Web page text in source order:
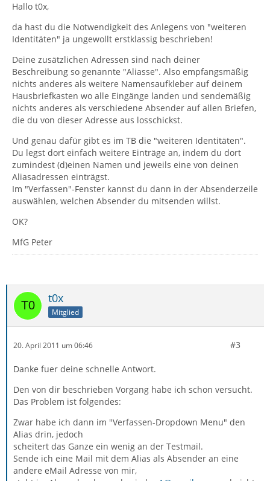
Hallo t0x,
da hast du die Notwendigkeit des Anlegens von "weiteren
Identitäten" ja ungewollt erstklassig beschrieben!
Deine zusätzlichen Adressen sind nach deiner
Beschreibung so genannte "Aliasse". Also empfangsmäßig
nichts anderes als weitere Namensaufkleber auf deinem
Hausbriefkasten wo alle Eingänge landen und sendemäßig
nichts anderes als verschiedene Absender auf allen Briefen,
die du von dieser Adresse aus losschickst.
Und genau dafür gibt es im TB die "weiteren Identitäten".
Du legst dort einfach weitere Einträge an, indem du dort
zumindest (d)einen Namen und jeweils eine von deinen
Aliasadressen einträgst.
Im "Verfassen"-Fenster kannst du dann in der Absenderzeile
auswählen, welchen Absender du mitsenden willst.
OK?
MfG Peter
t0x
Mitglied
20. April 2011 um 06:46 #3
Danke fuer deine schnelle Antwort.
Den von dir beschrieben Vorgang habe ich schon versucht.
Das Problem ist folgendes:
Zwar habe ich dann im "Verfassen-Dropdown Menu" den
Alias drin, jedoch
scheitert das Ganze ein wenig an der Testmail.
Sende ich eine Mail mit dem Alias als Absender an eine
andere eMail Adresse von mir,